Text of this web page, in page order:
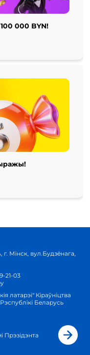
000 BYN!
г. Мінск, вул.Будзёнага,
21-03
латарэі" Кіраўніцтва
Беларусь
Прэзідэнта